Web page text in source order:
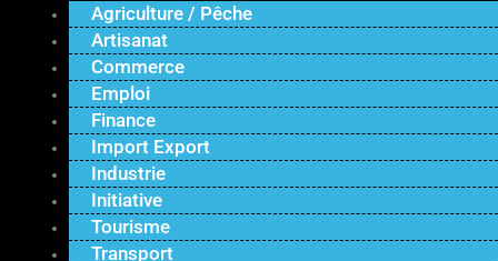
Agriculture / Pêche
Artisanat
Commerce
Emploi
Finance
Import Export
Industrie
Initiative
Tourisme
Transport